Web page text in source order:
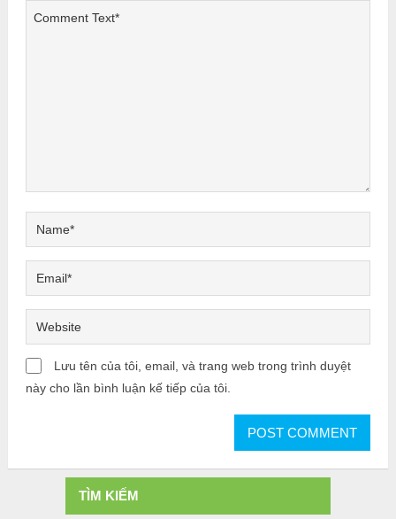
Lưu tên của tôi, email, và trang web trong trình duyệt
này cho lần bình luận kế tiếp của tôi.
TÌM KIẾM